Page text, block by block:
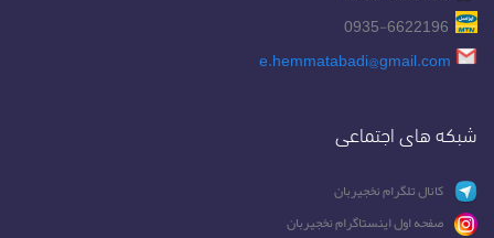
e.hemmatabadi@gmail.com
شبکه های اجتماعی
کانال تلگرام نخجیربان
صفحه اول اینستاگرام نخجیربان